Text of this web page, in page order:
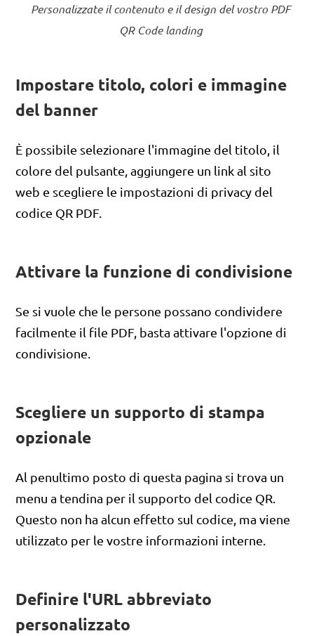
Personalizzate il contenuto e il design del vostro PDF
QR Code landing
Impostare titolo, colori e immagine
del banner
È possibile selezionare l'immagine del titolo, il
colore del pulsante, aggiungere un link al sito
web e scegliere le impostazioni di privacy del
codice QR PDF.
Attivare la funzione di condivisione
Se si vuole che le persone possano condividere
facilmente il file PDF, basta attivare l'opzione di
condivisione.
Scegliere un supporto di stampa
opzionale
Al penultimo posto di questa pagina si trova un
menu a tendina per il supporto del codice QR.
Questo non ha alcun effetto sul codice, ma viene
utilizzato per le vostre informazioni interne.
Definire l'URL abbreviato
personalizzato